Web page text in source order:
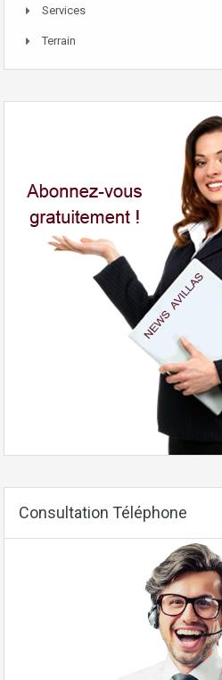
Services
Terrain
Consultation Téléphone